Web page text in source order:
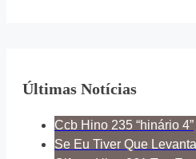
Últimas Notícias
Ccb Hino 235 “hinário 4”
Se Eu Tiver Que